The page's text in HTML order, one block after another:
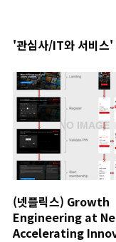
'관심사/IT와 서비스'
(넷플릭스) Growth
Engineering at
Accelerating